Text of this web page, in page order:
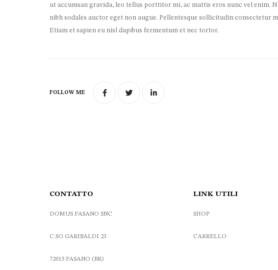
ut accumsan gravida, leo tellus porttitor mi, ac mattis eros nunc vel enim.
nibh sodales auctor eget non augue. Pellentesque sollicitudin consectetur
Etiam et sapien eu nisl dapibus fermentum et nec tortor.
FOLLOW ME
CONTATTO
DOMUS FASANO SNC
C.SO GARIBALDI 23
72015 FASANO (BR)
LINK UTILI
SHOP
CARRELLO